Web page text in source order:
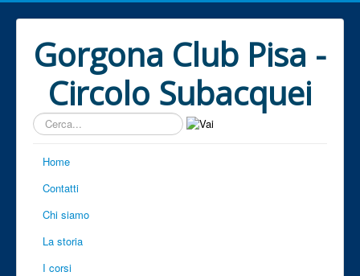
Gorgona Club Pisa -
Circolo Subacquei
Cerca...
Home
Contatti
Chi siamo
La storia
I corsi